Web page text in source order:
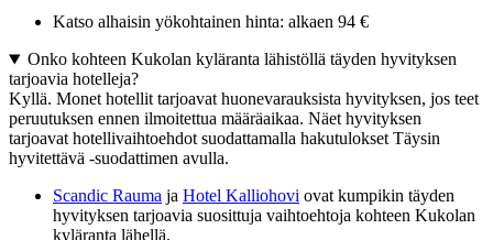
Katso alhaisin yökohtainen hinta: alkaen 94 €
Onko kohteen Kukolan kyläranta lähistöllä täyden hyvityksen
tarjoavia hotelleja?
Kyllä. Monet hotellit tarjoavat huonevarauksista hyvityksen, jos teet
peruutuksen ennen ilmoitettua määräaikaa. Näet hyvityksen
tarjoavat hotellivaihtoehdot suodattamalla hakutulokset Täysin
hyvitettävä -suodattimen avulla.
Scandic Rauma ja Hotel Kalliohovi ovat kumpikin täyden
hyvityksen tarjoavia suosittuja vaihtoehtoja kohteen Kukolan
kyläranta lähellä.